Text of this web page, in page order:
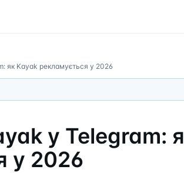
як Kayak рекламується у 2026
у Telegram:
у 2026